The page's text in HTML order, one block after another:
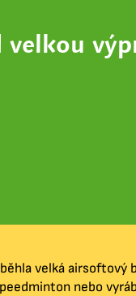
velká airsoftový
nebo